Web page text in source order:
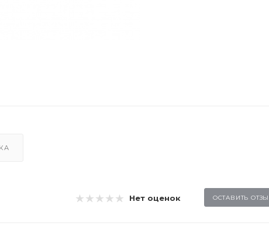
Нет оценок ОСТАВИТЬ